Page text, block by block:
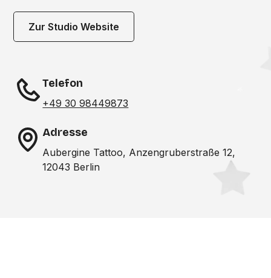
Zur Studio Website
Telefon
+49 30 98449873
Adresse
Aubergine Tattoo, Anzengruberstraße 12,
12043 Berlin